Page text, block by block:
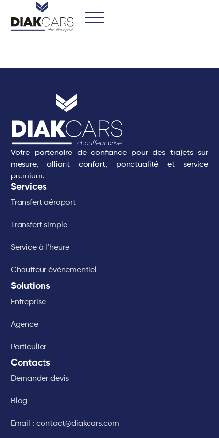
Votre partenaire de confiance pour des trajets sur
mesure, alliant confort, ponctualité et service
premium.
Services
Transfert aéroport
Transfert simple
Service à l’heure
Chauffeur événementiel
Solutions
Entreprise
Agence
Particulier
Contacts
Demander devis
Blog
Email : contact@diakcars.com